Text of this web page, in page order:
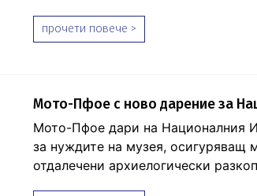
прочети повече >
Мото-Пфое с ново дарение за
Мото-Пфое дари на Националния
за нуждите на музея, осигуряващ
отдалечени архиелогически